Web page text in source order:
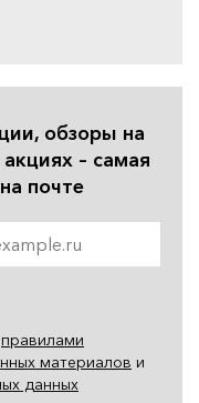
обзоры на
– самая
почте
правилами
материалов и
данных